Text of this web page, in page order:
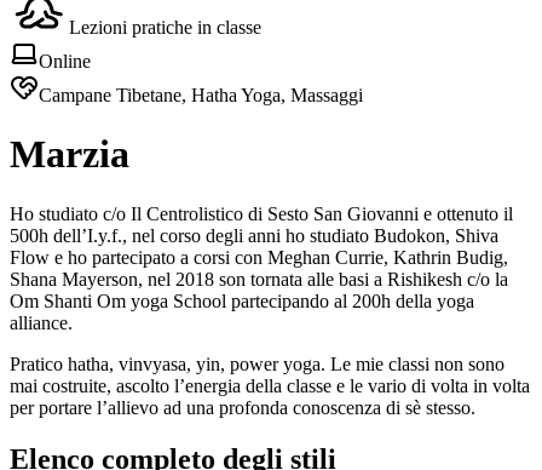
Lezioni pratiche in classe
Online
Campane Tibetane, Hatha Yoga, Massaggi
Marzia
Ho studiato c/o Il Centrolistico di Sesto San Giovanni e ottenuto il
500h dell’I.y.f., nel corso degli anni ho studiato Budokon, Shiva
Flow e ho partecipato a corsi con Meghan Currie, Kathrin Budig,
Shana Mayerson, nel 2018 son tornata alle basi a Rishikesh c/o la
Om Shanti Om yoga School partecipando al 200h della yoga
alliance.
Pratico hatha, vinvyasa, yin, power yoga. Le mie classi non sono
mai costruite, ascolto l’energia della classe e le vario di volta in volta
per portare l’allievo ad una profonda conoscenza di sè stesso.
Elenco completo degli stili